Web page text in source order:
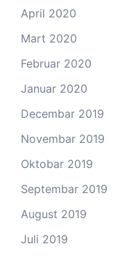
April 2020
Mart 2020
Februar 2020
Januar 2020
Decembar 2019
Novembar 2019
Oktobar 2019
Septembar 2019
August 2019
Juli 2019